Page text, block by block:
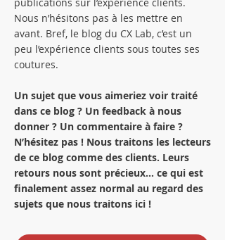
Nous n’hésitons pas à les mettre en
avant. Bref, le blog du CX Lab, c’est un
peu l’expérience clients sous toutes ses
coutures.
Un sujet que vous aimeriez voir traité
dans ce blog ? Un feedback à nous
donner ? Un commentaire à faire ?
N’hésitez pas ! Nous traitons les lecteurs
de ce blog comme des clients. Leurs
retours nous sont précieux… ce qui est
finalement assez normal au regard des
sujets que nous traitons ici !